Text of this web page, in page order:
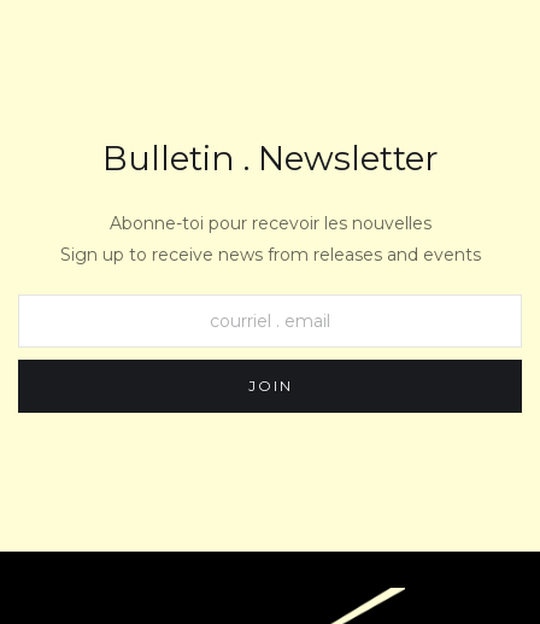
Bulletin . Newsletter
Abonne-toi pour recevoir les nouvelles
Sign up to receive news from releases and events